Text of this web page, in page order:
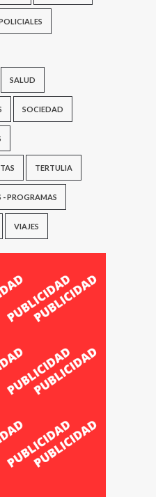
SALUD
SOCIEDAD
TERTULIA
- PROGRAMAS
VIAJES